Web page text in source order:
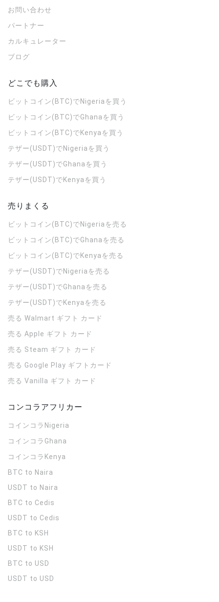
お問い合わせ
パートナー
カルキュレーター
ブログ
どこでも購入
ビットコイン(BTC)でNigeriaを買う
ビットコイン(BTC)でGhanaを買う
ビットコイン(BTC)でKenyaを買う
テザー(USDT)でNigeriaを買う
テザー(USDT)でGhanaを買う
テザー(USDT)でKenyaを買う
売りまくる
ビットコイン(BTC)でNigeriaを売る
ビットコイン(BTC)でGhanaを売る
ビットコイン(BTC)でKenyaを売る
テザー(USDT)でNigeriaを売る
テザー(USDT)でGhanaを売る
テザー(USDT)でKenyaを売る
売る Walmart ギフト カード
売る Apple ギフト カード
売る Steam ギフト カード
売る Google Play ギフトカード
売る Vanilla ギフト カード
コンコラアフリカー
コインコラ Nigeria
コインコラ Ghana
コインコラ Kenya
BTC to Naira
USDT to Naira
BTC to Cedis
USDT to Cedis
BTC to KSH
USDT to KSH
BTC to USD
USDT to USD